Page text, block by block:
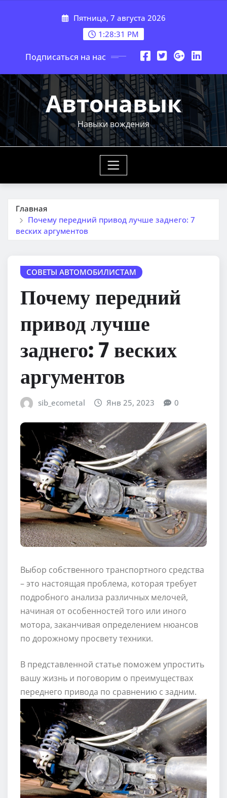
Пятница, 7 августа 2026
1:28:33 PM
Подписаться на нас
Автонавык
Навыки вождения
Главная
Почему передний привод лучше заднего: 7
веских аргументов
СОВЕТЫ АВТОМОБИЛИСТАМ
Почему передний
привод лучше
заднего: 7 веских
аргументов
sib_ecometal Янв 25, 2023 0
Выбор собственного транспортного средства
– это настоящая проблема, которая требует
подробного анализа различных мелочей,
начиная от особенностей того или иного
мотора, заканчивая определением нюансов
по дорожному просвету техники.
В представленной статье поможем упростить
вашу жизнь и поговорим о преимуществах
переднего привода по сравнению с задним.